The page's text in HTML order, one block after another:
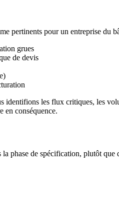
pertinents pour un entreprise du
grues
de devis
les flux critiques, les
en conséquence.
phase de spécification, plutôt